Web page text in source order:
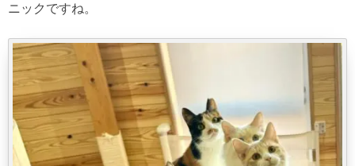
ニックですね。